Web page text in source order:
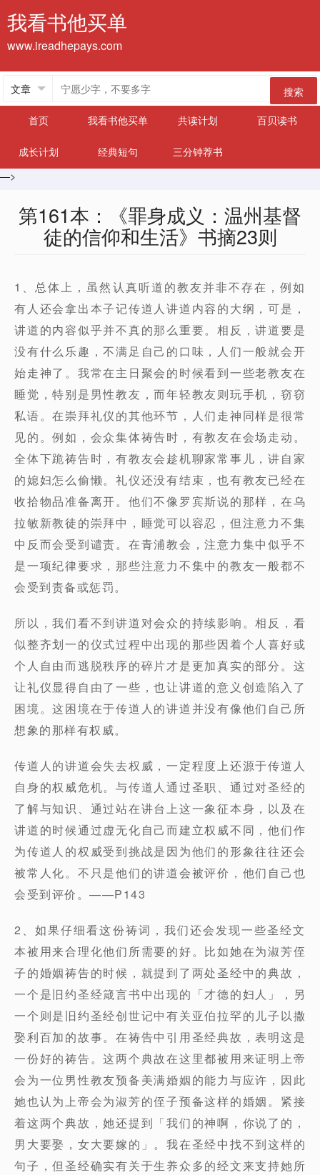
我看书他买单
www.ireadhepays.com
搜索
首页
我看书他买单 共读计划 百贝读书
成长计划 经典短句
三分钟荐书
—>
第161本：《罪身成义：温州基督
徒的信仰和生活》书摘23则
1、总体上，虽然认真听道的教友并非不存在，例如
有人还会拿出本子记传道人讲道内容的大纲，可是，
讲道的内容似乎并不真的那么重要。相反，讲道要是
没有什么乐趣，不满足自己的口味，人们一般就会开
始走神了。我常在主日聚会的时候看到一些老教友在
睡觉，特别是男性教友，而年轻教友则玩手机，窃窃
私语。在崇拜礼仪的其他环节，人们走神同样是很常
见的。例如，会众集体祷告时，有教友在会场走动。
全体下跪祷告时，有教友会趁机聊家常事儿，讲自家
的媳妇怎么偷懒。礼仪还没有结束，也有教友已经在
收拾物品准备离开。他们不像罗宾斯说的那样，在乌
拉敏新教徒的崇拜中，睡觉可以容忍，但注意力不集
中反而会受到谴责。在青浦教会，注意力集中似乎不
是一项纪律要求，那些注意力不集中的教友一般都不
会受到责备或惩罚。
所以，我们看不到讲道对会众的持续影响。相反，看
似整齐划一的仪式过程中出现的那些因着个人喜好或
个人自由而逃脱秩序的碎片才是更加真实的部分。这
让礼仪显得自由了一些，也让讲道的意义创造陷入了
困境。这困境在于传道人的讲道并没有像他们自己所
想象的那样有权威。
传道人的讲道会失去权威，一定程度上还源于传道人
自身的权威危机。与传道人通过圣职、通过对圣经的
了解与知识、通过站在讲台上这一象征本身，以及在
讲道的时候通过虚无化自己而建立权威不同，他们作
为传道人的权威受到挑战是因为他们的形象往往还会
被常人化。不只是他们的讲道会被评价，他们自己也
会受到评价。——P143
2、如果仔细看这份祷词，我们还会发现一些圣经文
本被用来合理化他们所需要的好。比如她在为淑芳侄
子的婚姻祷告的时候，就提到了两处圣经中的典故，
一个是旧约圣经箴言书中出现的「才德的妇人」，另
一个则是旧约圣经创世记中有关亚伯拉罕的儿子以撒
娶利百加的故事。在祷告中引用圣经典故，表明这是
一份好的祷告。这两个典故在这里都被用来证明上帝
会为一位男性教友预备美满婚姻的能力与应许，因此
她也认为上帝会为淑芳的侄子预备这样的婚姻。紧接
着这两个典故，她还提到「我们的神啊，你说了的，
男大要娶，女大要嫁的」。我在圣经中找不到这样的
句子，但圣经确实有关于生养众多的经文来支持她所